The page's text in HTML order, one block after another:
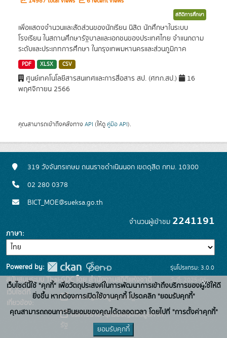
สถิติการศึกษา
เพื่อแสดงจำนวนและสัดส่วนของนักเรียน นิสิต นักศึกษาในระบบ
โรงเรียน ในสถานศึกษารัฐบาลและเอกชนของประเทศไทย จำแนกตาม
ระดับและประเภทการศึกษา ในกรุงเทพมหานครและส่วนภูมิภาค
PDF XLSX CSV
ศูนย์เทคโนโลยีสารสนเทศและการสื่อสาร สป. (ศทก.สป.)
16
พฤศจิกายน 2566
คุณสามารถเข้าถึงคลังทาง API (ให้ดู คู่มือ API).
319 วังจันทรเกษม ถนนราชดำเนินนอก เขตดุสิต กทม. 10300
02 280 0378
BICT_MOE@sueksa.go.th
จำนวนผู้เข้าชม 2241191
ภาษา
Powered by:
สนับสนุนระบบ Thai-GDC โดย สำนักงานสถิติแห่งชาติ
เว็บไซต์ที่
เกี่ยวข้อง:
ระบบบัญชีข้อมูลภาครัฐ
บริการนามานุกรมบัญชีข้อมูลภาค
รุ่นโปรแกรม: 3.0.0
วันที่: 2025-06-
26
เว็บไซต์นี้ใช้ "คุกกี้" เพื่อวัตถุประสงค์ในการพัฒนาการเข้าถึงบริการของผู้ใช้ให้ดี
ยิ่งขึ้น หากต้องการเปิดใช้งานคุกกี้ โปรดคลิก "ยอมรับคุกกี้"
คุณสามารถถอนการยินยอมของคุณได้ตลอดเวลา โดยไปที่ "การตั้งค่าคุกกี้"
ยอมรับคุกกี้
x